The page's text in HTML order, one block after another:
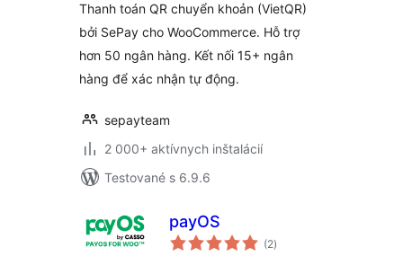
Thanh toán QR chuyển khoản (VietQR)
bởi SePay cho WooCommerce. Hỗ trợ
hơn 50 ngân hàng. Kết nối 15+ ngân
hàng để xác nhận tự động.
sepayteam
2 000+ aktívnych inštalácií
Testované s 6.9.6
payOS
(2celkové
hodnotenie
)